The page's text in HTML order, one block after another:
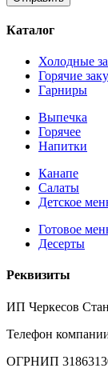
Каталог
Холодные
Горячие
Гарниры
Выпечка
Горячее
Напитки
Канапе
Салаты
Детское
Готовое
Десерты
Реквизиты
ИП Черкесов
Телефон
ОГРНИП